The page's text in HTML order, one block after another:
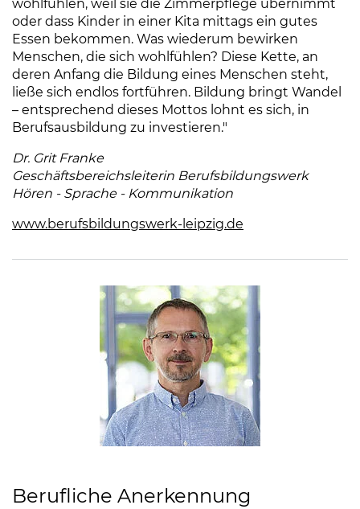
wohlfühlen, weil sie die Zimmerpflege übernimmt
oder dass Kinder in einer Kita mittags ein gutes
Essen bekommen. Was wiederum bewirken
Menschen, die sich wohlfühlen? Diese Kette, an
deren Anfang die Bildung eines Menschen steht,
ließe sich endlos fortführen. Bildung bringt Wandel
– entsprechend dieses Mottos lohnt es sich, in
Berufsausbildung zu investieren."
Dr. Grit Franke
Geschäftsbereichsleiterin Berufsbildungswerk
Hören - Sprache - Kommunikation
www.berufsbildungswerk-leipzig.de
Berufliche Anerkennung